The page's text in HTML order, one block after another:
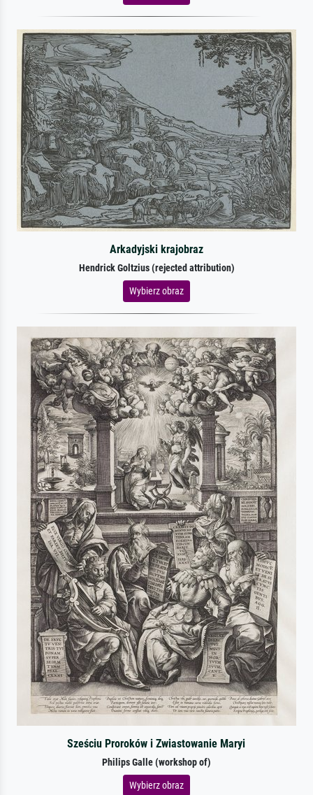
Arkadyjski krajobraz
Hendrick Goltzius (rejected attribution)
Wybierz obraz
Sześciu Proroków i Zwiastowanie Maryi
Philips Galle (workshop of)
Wybierz obraz